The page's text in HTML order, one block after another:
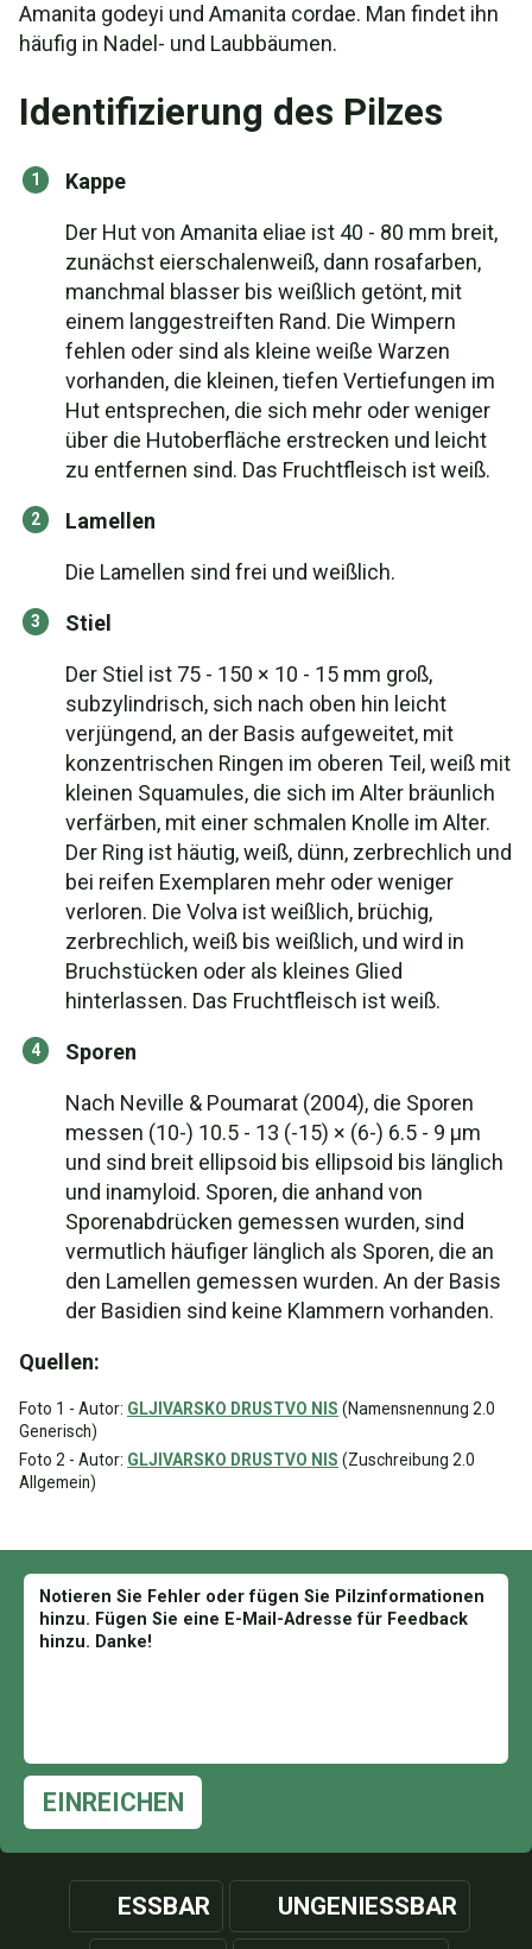
Amanita godeyi und Amanita cordae. Man findet ihn
häufig in Nadel- und Laubbäumen.
Identifizierung des Pilzes
Kappe
Der Hut von Amanita eliae ist 40 - 80 mm breit,
zunächst eierschalenweiß, dann rosafarben,
manchmal blasser bis weißlich getönt, mit
einem langgestreiften Rand. Die Wimpern
fehlen oder sind als kleine weiße Warzen
vorhanden, die kleinen, tiefen Vertiefungen im
Hut entsprechen, die sich mehr oder weniger
über die Hutoberfläche erstrecken und leicht
zu entfernen sind. Das Fruchtfleisch ist weiß.
Lamellen
Die Lamellen sind frei und weißlich.
Stiel
Der Stiel ist 75 - 150 × 10 - 15 mm groß,
subzylindrisch, sich nach oben hin leicht
verjüngend, an der Basis aufgeweitet, mit
konzentrischen Ringen im oberen Teil, weiß mit
kleinen Squamules, die sich im Alter bräunlich
verfärben, mit einer schmalen Knolle im Alter.
Der Ring ist häutig, weiß, dünn, zerbrechlich und
bei reifen Exemplaren mehr oder weniger
verloren. Die Volva ist weißlich, brüchig,
zerbrechlich, weiß bis weißlich, und wird in
Bruchstücken oder als kleines Glied
hinterlassen. Das Fruchtfleisch ist weiß.
Sporen
Nach Neville & Poumarat (2004), die Sporen
messen (10-) 10.5 - 13 (-15) × (6-) 6.5 - 9 µm
und sind breit ellipsoid bis ellipsoid bis länglich
und inamyloid. Sporen, die anhand von
Sporenabdrücken gemessen wurden, sind
vermutlich häufiger länglich als Sporen, die an
den Lamellen gemessen wurden. An der Basis
der Basidien sind keine Klammern vorhanden.
Quellen:
Foto 1 - Autor: GLJIVARSKO DRUSTVO NIS (Namensnennung 2.0
Generisch)
Foto 2 - Autor: GLJIVARSKO DRUSTVO NIS (Zuschreibung 2.0
Allgemein)
EINREICHEN
ESSBAR UNGENIESSBAR